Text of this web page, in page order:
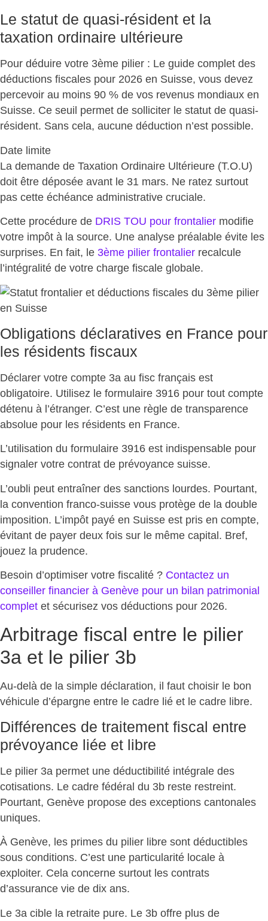
Le statut de quasi-résident et la
taxation ordinaire ultérieure
Pour déduire votre 3ème pilier : Le guide complet des
déductions fiscales pour 2026 en Suisse, vous devez
percevoir au moins 90 % de vos revenus mondiaux en
Suisse. Ce seuil permet de solliciter le statut de quasi-
résident. Sans cela, aucune déduction n’est possible.
Date limite
La demande de Taxation Ordinaire Ultérieure (T.O.U)
doit être déposée avant le 31 mars. Ne ratez surtout
pas cette échéance administrative cruciale.
Cette procédure de DRIS TOU pour frontalier modifie
votre impôt à la source. Une analyse préalable évite les
surprises. En fait, le 3ème pilier frontalier recalcule
l’intégralité de votre charge fiscale globale.
Obligations déclaratives en France pour
les résidents fiscaux
Déclarer votre compte 3a au fisc français est
obligatoire. Utilisez le formulaire 3916 pour tout compte
détenu à l’étranger. C’est une règle de transparence
absolue pour les résidents en France.
L’utilisation du formulaire 3916 est indispensable pour
signaler votre contrat de prévoyance suisse.
L’oubli peut entraîner des sanctions lourdes. Pourtant,
la convention franco-suisse vous protège de la double
imposition. L’impôt payé en Suisse est pris en compte,
évitant de payer deux fois sur le même capital. Bref,
jouez la prudence.
Besoin d’optimiser votre fiscalité ? Contactez un
conseiller financier à Genève pour un bilan patrimonial
complet et sécurisez vos déductions pour 2026.
Arbitrage fiscal entre le pilier
3a et le pilier 3b
Au-delà de la simple déclaration, il faut choisir le bon
véhicule d’épargne entre le cadre lié et le cadre libre.
Différences de traitement fiscal entre
prévoyance liée et libre
Le pilier 3a permet une déductibilité intégrale des
cotisations. Le cadre fédéral du 3b reste restreint.
Pourtant, Genève propose des exceptions cantonales
uniques.
À Genève, les primes du pilier libre sont déductibles
sous conditions. C’est une particularité locale à
exploiter. Cela concerne surtout les contrats
d’assurance vie de dix ans.
Le 3a cible la retraite pure. Le 3b offre plus de